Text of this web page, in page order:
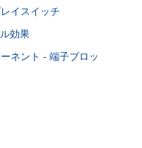
イスイッチ
効果
ネント - 端子ブロッ